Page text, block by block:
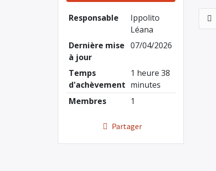
Responsable
Ippolito
Léana
Dernière mise
à jour
07/04/2026
Temps
d'achèvement
1 heure 38
minutes
Membres
1
Partager